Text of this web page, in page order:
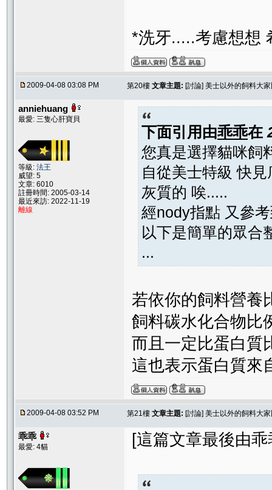
*洗牙.....考慮想想
2009-04-08 03:08 PM 第20樓 文章主題: [討論] 美士以外的飼料大
anniehuang
最愛: 三隻心肝寶貝
等級: 法王
威望: 5
文章: 6010
註冊時間: 2005-03-14
最近來訪: 2022-11-19
離線
下面引用由乖乖在
您真是選擇貓咪飼
自從美士特級 快
灰質的 唉.....
經nody指點 又參
以下是簡單的眾合
...
若依你的飼料營養
飼料碳水化合物比
而且一定比蛋白質
這也表示蛋白質來
2009-04-08 03:52 PM 第21樓 文章主題: [討論] 美士以外的飼料大
乖乖
最愛: 4貓 [這篇文章最後由